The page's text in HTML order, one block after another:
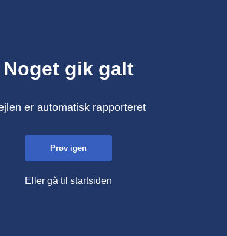
Noget gik galt
er automatisk rapporteret
Prøv igen
Eller gå til startsiden